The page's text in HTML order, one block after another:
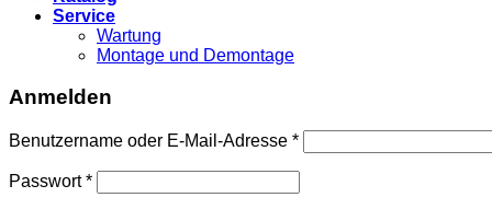
Service
Wartung
Montage und Demontage
Anmelden
Benutzername oder E-Mail-Adresse *
Passwort*